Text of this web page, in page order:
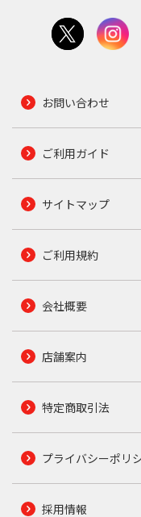
お問い合わせ
ご利用ガイド
サイトマップ
ご利用規約
会社概要
店舗案内
特定商取引法
プライバシーポリ
採用情報